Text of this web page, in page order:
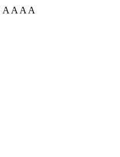
A A A A